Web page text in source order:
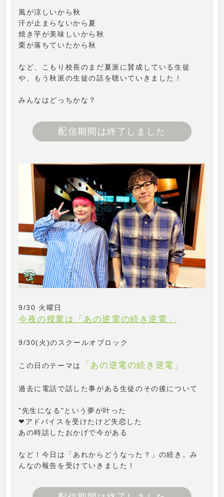
風が涼しいから秋
汗が止まらないから夏
焼き芋が美味しいから秋
栗が落ちていたから秋
など、こもり校長のまだ夏派に賛成している生徒
や、もう秋派の生徒の話を聴いていきました！
みんなはどっちかな？
配信期間は終了しました
9/30 火曜日
今夜の授業は「あの逆電の続き逆電」
9/30(火)のスクールオブロック
この日のテーマは 「あの逆電の続き逆電」
過去に電話で話した事がある生徒のその後について
"先生になる"という夢が叶った
❤アドバイスを受けたけど失恋した
あの時話したおかげで今がある
など！今日は「あれからどうなった？」の続き。み
んなの報告を受けていきました！